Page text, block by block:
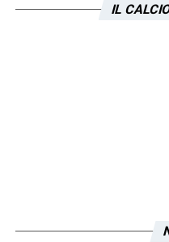
biancocelesti. Nella
IL